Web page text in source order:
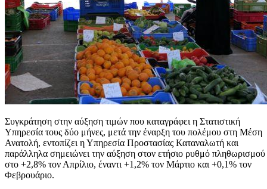
Συγκράτηση στην αύξηση τιμών που καταγράφει η Στατιστική
Υπηρεσία τους δύο μήνες, μετά την έναρξη του πολέμου στη Μέση
Ανατολή, εντοπίζει η Υπηρεσία Προστασίας Καταναλωτή και
παράλληλα σημειώνει την αύξηση στον ετήσιο ρυθμό πληθωρισμού
στο +2,8% τον Απρίλιο, έναντι +1,2% τον Μάρτιο και +0,1% τον
Φεβρουάριο.